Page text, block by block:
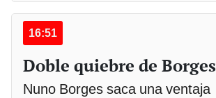
16:51
Doble quiebre de Borges
Nuno Borges saca una ventaja